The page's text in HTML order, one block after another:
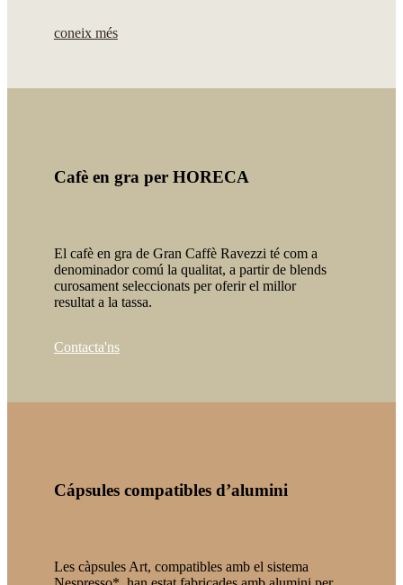
coneix més
Cafè en gra per HORECA
El cafè en gra de Gran Caffè Ravezzi té com a
denominador comú la qualitat, a partir de blends
curosament seleccionats per oferir el millor
resultat a la tassa.
Contacta'ns
Cápsules compatibles d’alumini
Les càpsules Art, compatibles amb el sistema